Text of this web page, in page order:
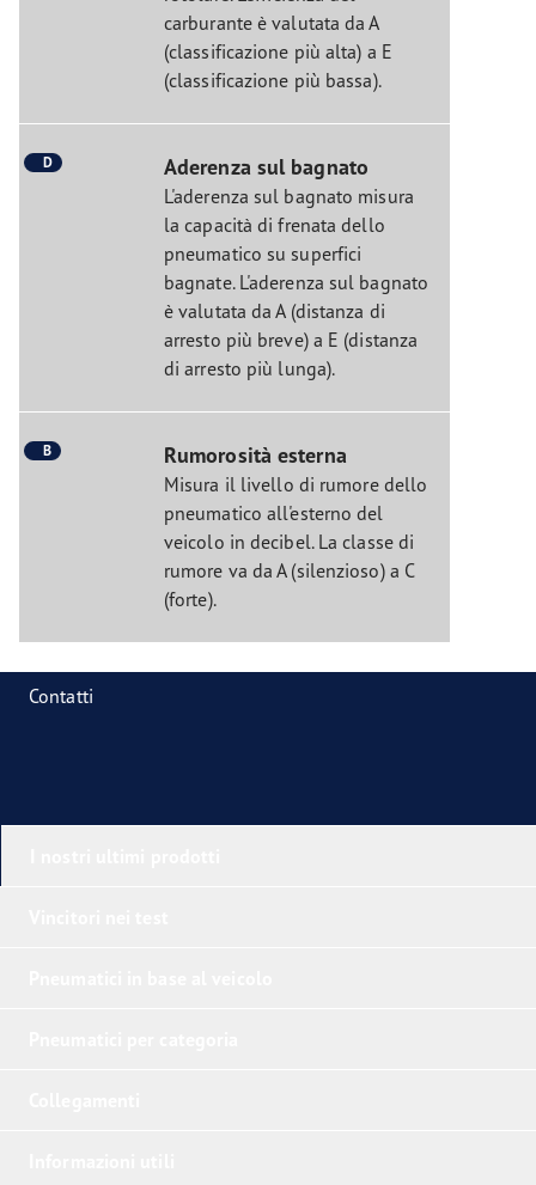
carburante è valutata da A
(classificazione più alta) a E
(classificazione più bassa).
D Aderenza sul bagnato
L'aderenza sul bagnato misura
la capacità di frenata dello
pneumatico su superfici
bagnate. L'aderenza sul bagnato
è valutata da A (distanza di
arresto più breve) a E (distanza
di arresto più lunga).
B Rumorosità esterna
Misura il livello di rumore dello
pneumatico all'esterno del
veicolo in decibel. La classe di
rumore va da A (silenzioso) a C
(forte).
Contatti